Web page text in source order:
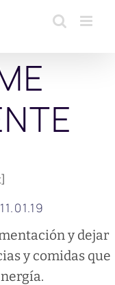
y dejar
y comidas que